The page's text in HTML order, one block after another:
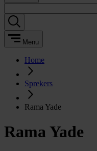
Menu
Home
Sprekers
Rama Yade
Rama Yade